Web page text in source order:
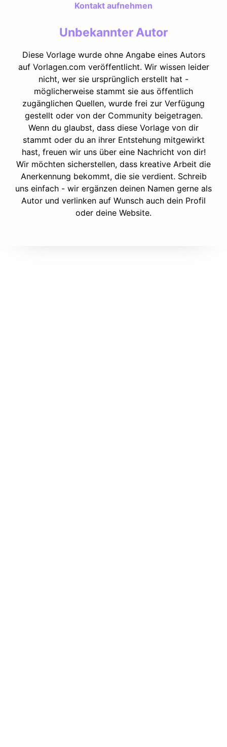
Kontakt aufnehmen
Unbekannter Autor
Diese Vorlage wurde ohne Angabe eines Autors
auf Vorlagen.com veröffentlicht. Wir wissen leider
nicht, wer sie ursprünglich erstellt hat -
möglicherweise stammt sie aus öffentlich
zugänglichen Quellen, wurde frei zur Verfügung
gestellt oder von der Community beigetragen.
Wenn du glaubst, dass diese Vorlage von dir
stammt oder du an ihrer Entstehung mitgewirkt
hast, freuen wir uns über eine Nachricht von dir!
Wir möchten sicherstellen, dass kreative Arbeit die
Anerkennung bekommt, die sie verdient. Schreib
uns einfach - wir ergänzen deinen Namen gerne als
Autor und verlinken auf Wunsch auch dein Profil
oder deine Website.